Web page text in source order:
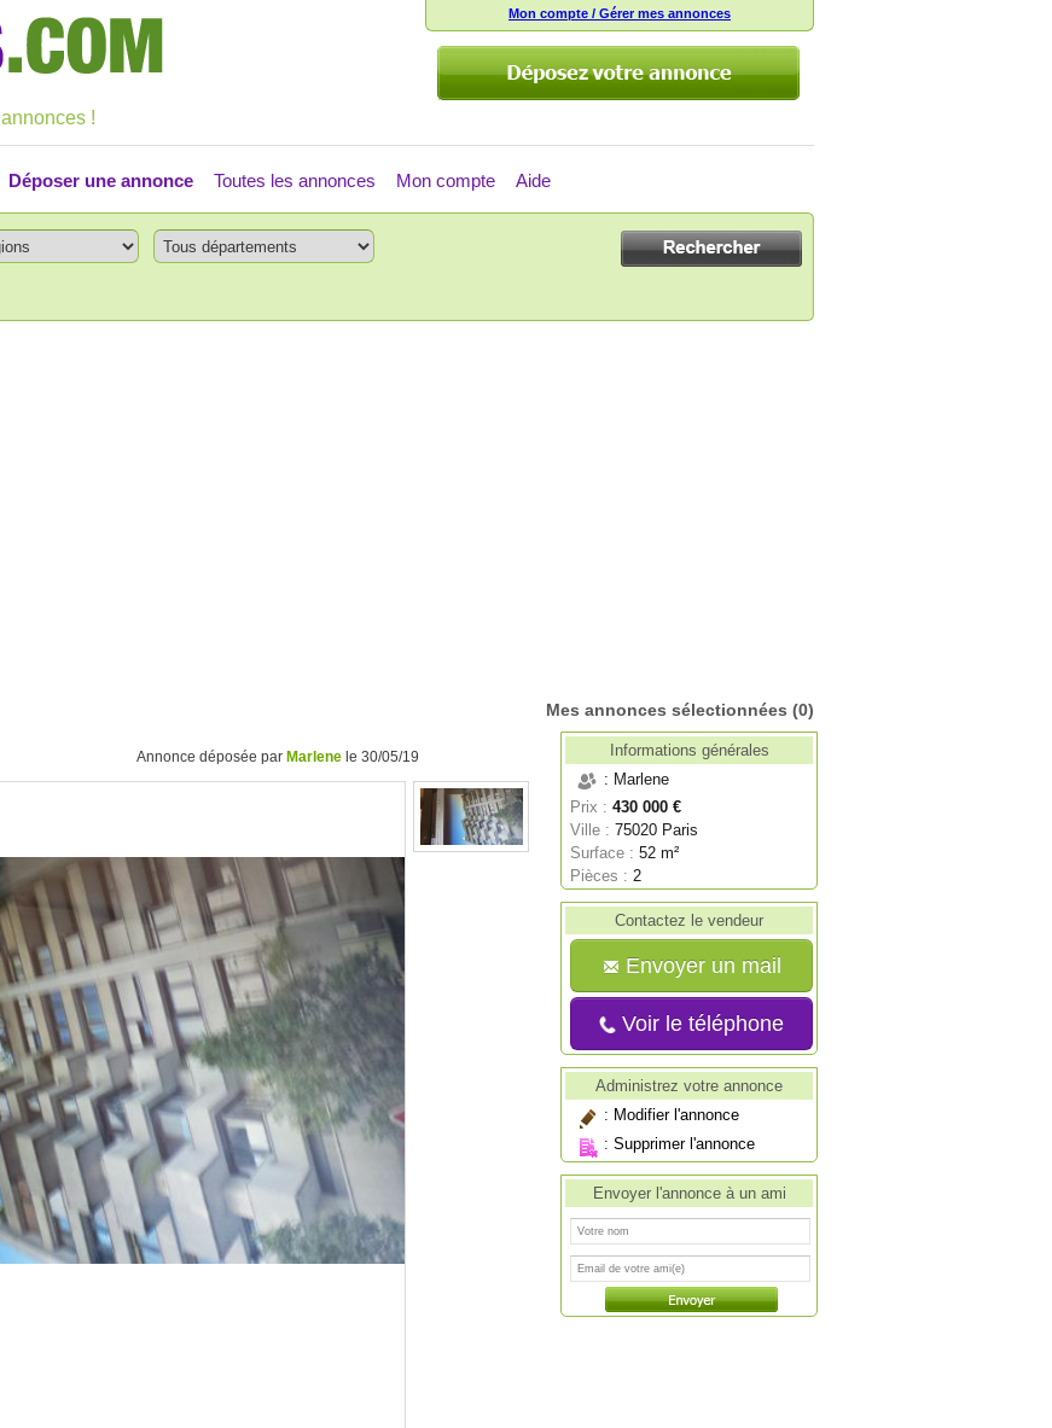
Mon compte / Gérer mes annonces
annonces !
Déposer une annonce Toutes les annonces Mon compte Aide
Mes annonces sélectionnées (0)
Annonce déposée par Marlene le 30/05/19
Informations générales
: Marlene
Prix : 430 000 €
Ville : 75020 Paris
Surface : 52 m²
Pièces : 2
Contactez le vendeur
Envoyer un mail
Voir le téléphone
Administrez votre annonce
: Modifier l'annonce
: Supprimer l'annonce
Envoyer l'annonce à un ami